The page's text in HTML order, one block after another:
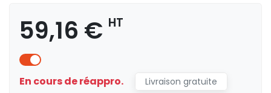
59,16 € HT
En cours de réappro. Livraison gratuite